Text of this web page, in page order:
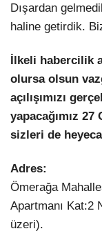
Dışardan
haline getirdik.
İlkeli habercilik
olursa olsun
açılışımızı
yapacağımız 27
sizleri de
Adres:
Ömerağa
Apartmanı Kat:2
üzeri).